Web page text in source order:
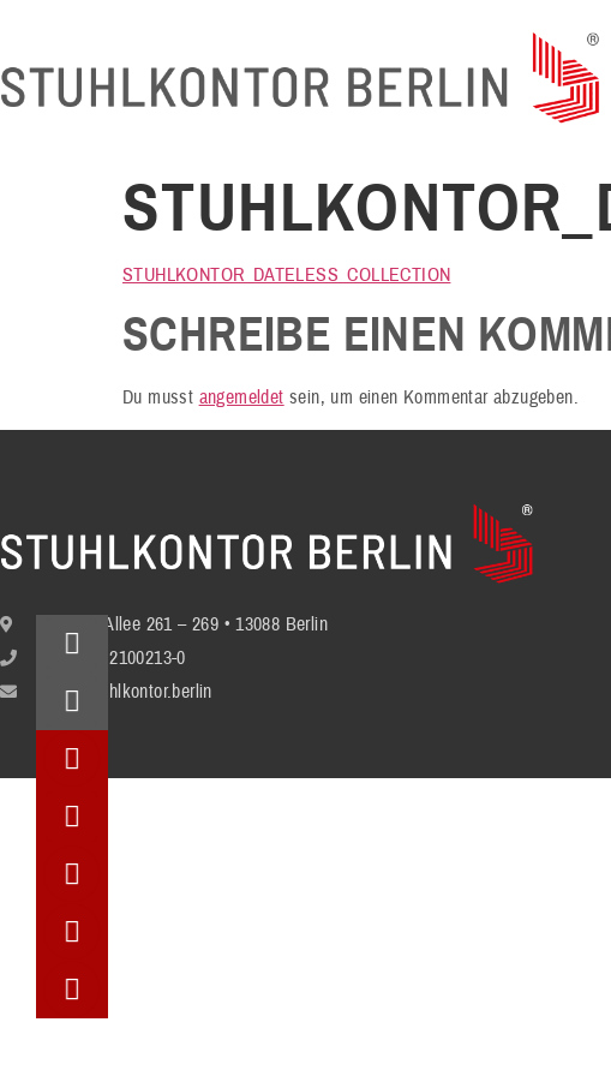
STUHLKONTOR_DATELESS_COLLECTION
SCHREIBE EINEN
Du musst angemeldet sein, um einen Kommentar abzugeben.
Berliner Allee 261 – 269 • 13088 Berlin
+49 (30) 2100213-0
info@stuhlkontor.berlin